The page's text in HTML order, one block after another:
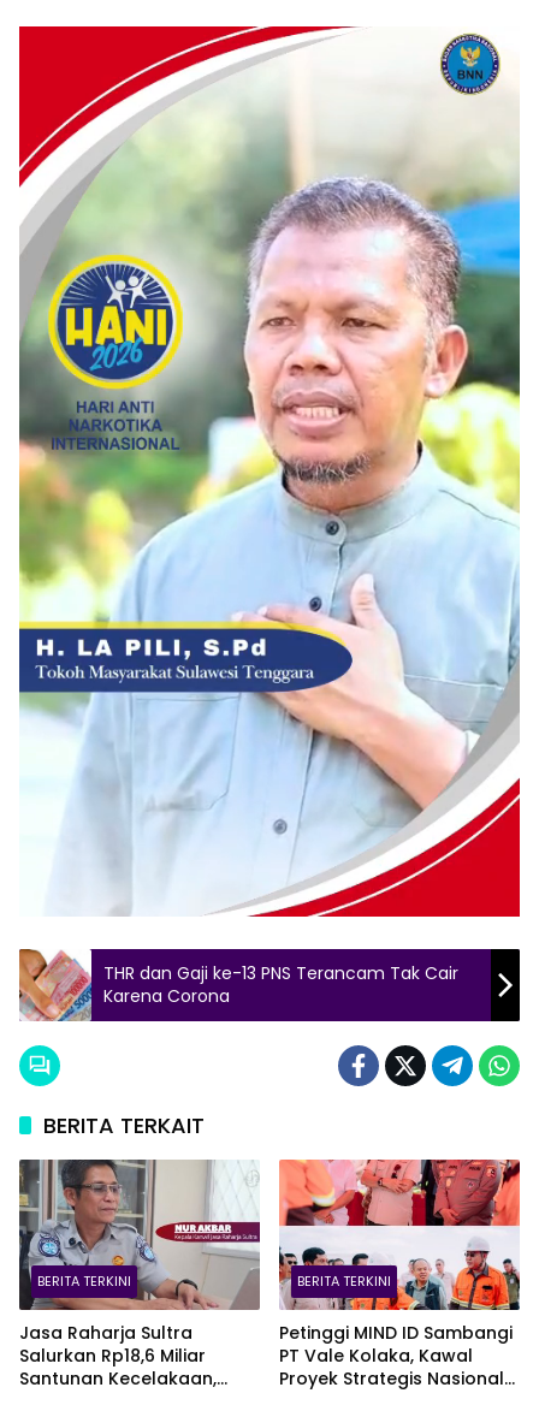
THR dan Gaji ke-13 PNS Terancam Tak Cair
Karena Corona
BERITA TERKAIT
BERITA TERKINI
Jasa Raharja Sultra
Salurkan Rp18,6 Miliar
Santunan Kecelakaan,
BERITA TERKINI
Petinggi MIND ID Sambangi
PT Vale Kolaka, Kawal
Proyek Strategis Nasional